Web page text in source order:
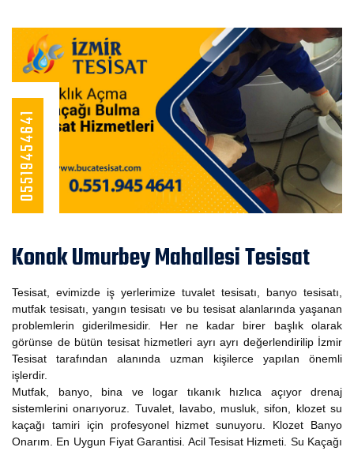
05519454641
Konak Umurbey Mahallesi Tesisat
Tesisat, evimizde iş yerlerimize tuvalet tesisatı, banyo tesisatı,
mutfak tesisatı, yangın tesisatı ve bu tesisat alanlarında yaşanan
problemlerin giderilmesidir. Her ne kadar birer başlık olarak
görünse de bütün tesisat hizmetleri ayrı ayrı değerlendirilip İzmir
Tesisat tarafından alanında uzman kişilerce yapılan önemli
işlerdir.
Mutfak, banyo, bina ve logar tıkanık hızlıca açıyor drenaj
sistemlerini onarıyoruz. Tuvalet, lavabo, musluk, sifon, klozet su
kaçağı tamiri için profesyonel hizmet sunuyoru. Klozet Banyo
Onarım. En Uygun Fiyat Garantisi. Acil Tesisat Hizmeti. Su Kaçağı